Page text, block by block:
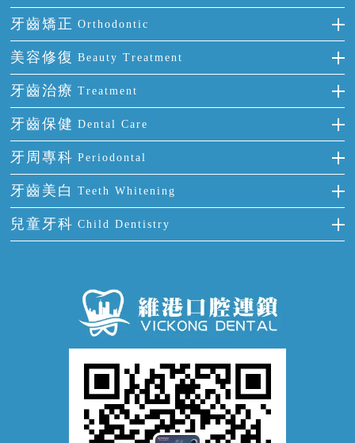
種牙
單顆牙缺失
門牙缺失
多顆牙缺失
半口缺失
全口缺失
牙齒矯正 Orthodontic
隱形箍牙
前牙反頜
牙齒擁擠
牙齒前突
牙齒稀疏
美容修復 Beauty Treatment
全瓷牙
烤瓷牙
氟斑牙
四環素牙
活動假牙
牙貼面
牙齒治療 Treatment
補牙
智齒
根管治療
拔牙
牙痛
牙齒保健 Dental Care
正確刷牙
全國愛牙日
預防牙病
牙科通識
牙周專科 Periodontal
牙周炎
牙齦出血
牙齦炎
牙齦萎縮
牙齒美白 Teeth Whitening
冷光美白
兒童牙科 Child Dentistry